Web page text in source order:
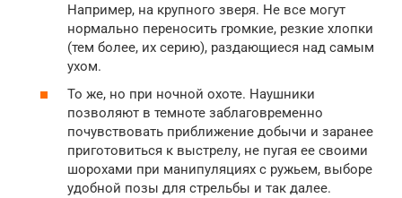
Например, на крупного зверя. Не все могут
нормально переносить громкие, резкие хлопки
(тем более, их серию), раздающиеся над самым
ухом.
То же, но при ночной охоте. Наушники
позволяют в темноте заблаговременно
почувствовать приближение добычи и заранее
приготовиться к выстрелу, не пугая ее своими
шорохами при манипуляциях с ружьем, выборе
удобной позы для стрельбы и так далее.